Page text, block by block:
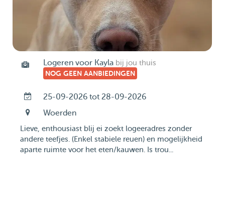
Logeren voor Kayla bij jou thuis
NOG GEEN AANBIEDINGEN
25-09-2026 tot 28-09-2026
Woerden
Lieve, enthousiast blij ei zoekt logeeradres zonder
andere teefjes. (Enkel stabiele reuen) en mogelijkheid
aparte ruimte voor het eten/kauwen. Is trou...